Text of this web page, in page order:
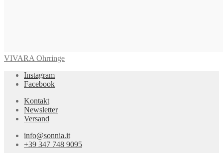
VIVARA Ohrringe
Instagram
Facebook
Kontakt
Newsletter
Versand
info@sonnia.it
+39 347 748 9095